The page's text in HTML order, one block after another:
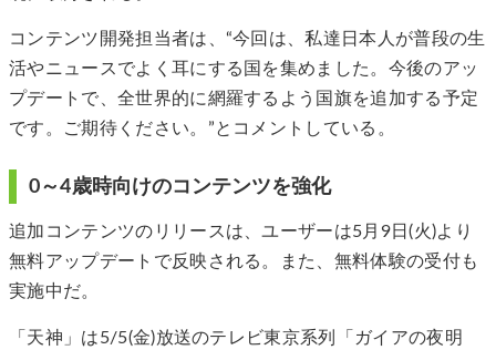
コンテンツ開発担当者は、“今回は、私達日本人が普段の生
活やニュースでよく耳にする国を集めました。今後のアッ
プデートで、全世界的に網羅するよう国旗を追加する予定
です。ご期待ください。”とコメントしている。
0～4歳時向けのコンテンツを強化
追加コンテンツのリリースは、ユーザーは5月9日(火)より
無料アップデートで反映される。また、無料体験の受付も
実施中だ。
「天神」は5/5(⾦)放送のテレビ東京系列「ガイアの夜明